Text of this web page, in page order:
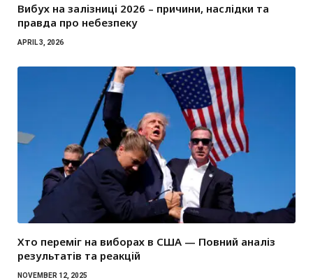
Вибух на залізниці 2026 – причини, наслідки та
правда про небезпеку
APRIL 3, 2026
Хто переміг на виборах в США — Повний аналіз
результатів та реакцій
NOVEMBER 12, 2025